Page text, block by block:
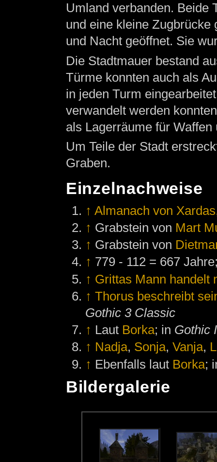
Umland verbanden. Beide
und eine kleine Zugbrücke
und Nacht geöffnet. Sie
Die Stadtmauer bestand
Türme konnten auch als
in jeden Turm
verwandelt werden
als Lagerräume für Waffen
Um Teile der Stadt
Graben.
Einzelnachweise
↑ Almanach von
↑ Grabstein von Mart
↑ Grabstein von
↑ 779 - 112 = 667
↑ Grittas Mann handelt
↑ Thorus beschreibt
Gothic 3 Classic
↑ Laut Borka; in Gothic
↑ Nadja, Sonja,Vanja,
↑ Ebenfalls laut Borka;
Bildergalerie